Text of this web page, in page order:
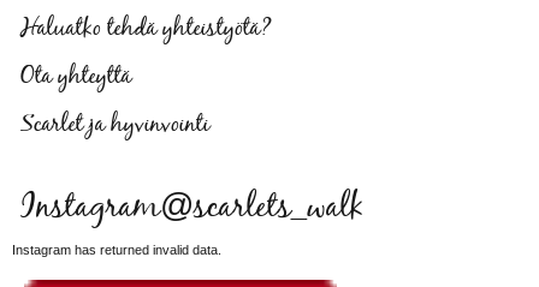
Haluatko tehdä yhteistyötä?
Ota yhteyttä
Scarlet ja hyvinvointi
Instagram@scarlets_walk
Instagram has returned invalid data.